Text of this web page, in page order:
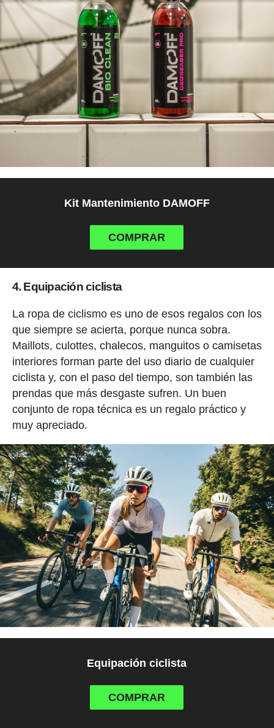
Kit Mantenimiento DAMOFF
COMPRAR
4. Equipación ciclista
La ropa de ciclismo es uno de esos regalos con los
que siempre se acierta, porque nunca sobra.
Maillots, culottes, chalecos, manguitos o camisetas
interiores forman parte del uso diario de cualquier
ciclista y, con el paso del tiempo, son también las
prendas que más desgaste sufren. Un buen
conjunto de ropa técnica es un regalo práctico y
muy apreciado.
Equipación ciclista
COMPRAR